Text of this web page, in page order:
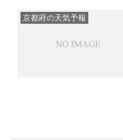
京都府の天気予報